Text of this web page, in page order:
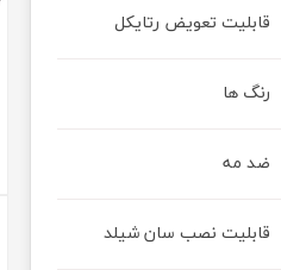
قابلیت تعویض رتایکل
رنگ ها
ضد مه
قابلیت نصب سان شیلد